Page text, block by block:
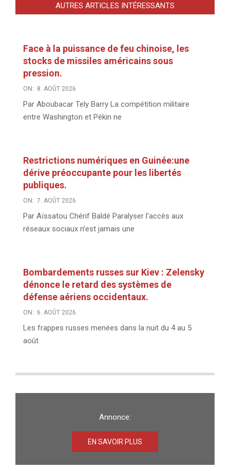
AUTRES ARTICLES INTÉRESSANTS
Face à la puissance de feu chinoise, les
stocks de missiles américains sous
pression.
ON: 8. AOÛT 2026
Par Aboubacar Tely Barry La compétition militaire
entre Washington et Pékin ne
Restrictions numériques en Guinée:une
dérive préoccupante pour les libertés
publiques.
ON: 7. AOÛT 2026
Par Aïssatou Chérif Baldé Paralyser l’accès aux
réseaux sociaux n’est jamais une
Bombardements russes sur Kiev : Zelensky
dénonce le retard des systèmes de
défense aériens occidentaux.
ON: 6. AOÛT 2026
Les frappes russes menées dans la nuit du 4 au 5
août
Annonce:
EN SAVOIR PLUS